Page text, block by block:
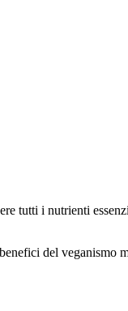
tutti i nutrienti
del veganismo